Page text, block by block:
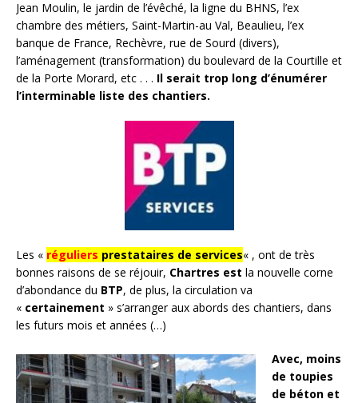
Jean Moulin, le jardin de l’évêché, la ligne du BHNS, l’ex
chambre des métiers, Saint-Martin-au Val, Beaulieu, l’ex
banque de France, Rechèvre, rue de Sourd (divers),
l’aménagement (transformation) du boulevard de la Courtille et
de la Porte Morard, etc . . . Il serait trop long d’énumérer
l’interminable liste des chantiers.
Les « réguliers prestataires de services« , ont de très
bonnes raisons de se réjouir, Chartres est la nouvelle corne
d’abondance du BTP, de plus, la circulation va
« certainement » s’arranger aux abords des chantiers, dans
les futurs mois et années (…)
Avec, moins
de toupies
de béton et